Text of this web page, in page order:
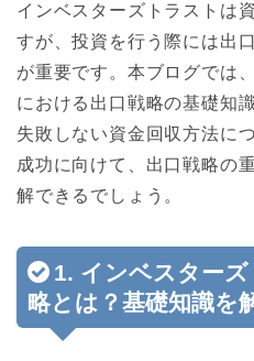
インベスターズトラストは
すが、投資を行う際には出
が重要です。本ブログでは
における出口戦略の基礎知
失敗しない資金回収方法に
成功に向けて、出口戦略の
解できるでしょう。
1. インベスター
略とは？基礎知識を